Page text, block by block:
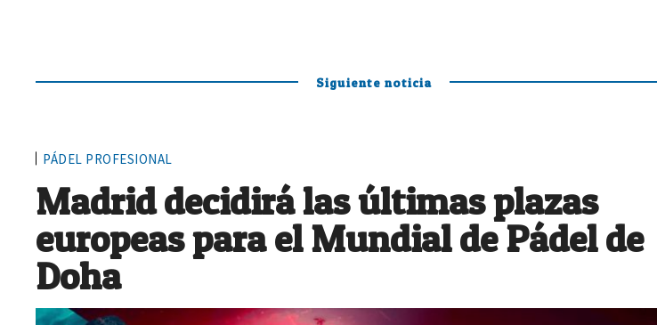
Siguiente noticia
PÁDEL PROFESIONAL
Madrid decidirá las últimas plazas
europeas para el Mundial de Pádel de
Doha